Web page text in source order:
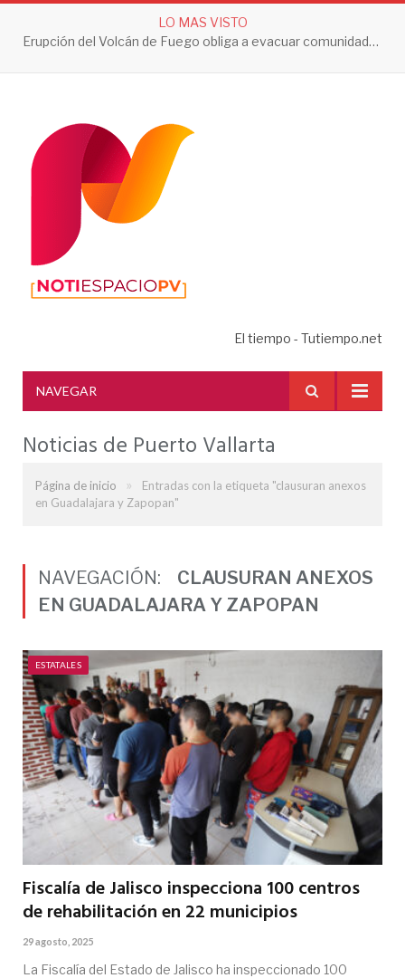
LO MAS VISTO
Erupción del Volcán de Fuego obliga a evacuar comunidades y mantiene en alerta a Guatemala
El tiempo - Tutiempo.net
NAVEGAR
Noticias de Puerto Vallarta
Página de inicio »
Entradas con la etiqueta "clausuran anexos
en Guadalajara y Zapopan"
NAVEGACIÓN:
CLAUSURAN ANEXOS
EN GUADALAJARA Y ZAPOPAN
ESTATALES
Fiscalía de Jalisco inspecciona 100 centros
de rehabilitación en 22 municipios
29 agosto, 2025
La Fiscalía del Estado de Jalisco ha inspeccionado 100